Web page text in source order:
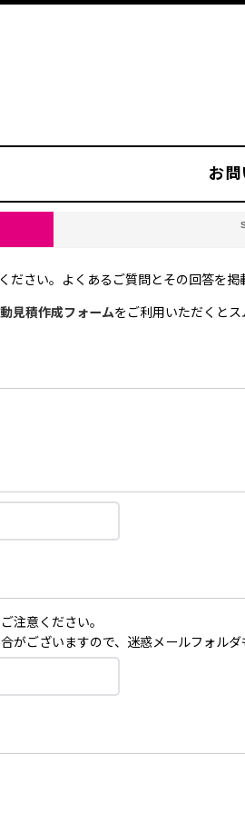
お問
ださい。よくあるご質問とその回答を掲
見積作成フォームをご利用いただくとス
注意ください。
ございますので、迷惑メールフォルダ